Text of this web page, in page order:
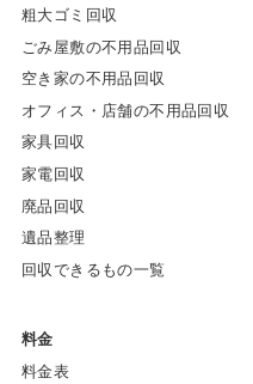
粗大ゴミ回収
ごみ屋敷の不用品回収
空き家の不用品回収
オフィス・店舗の不用品回収
家具回収
家電回収
廃品回収
遺品整理
回収できるもの一覧
料金
料金表